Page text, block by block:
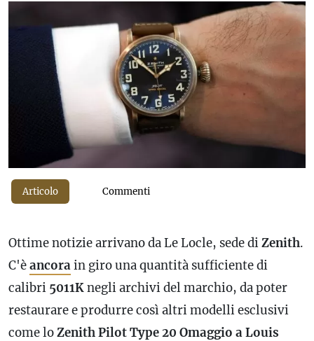
Articolo Commenti
Ottime notizie arrivano da Le Locle, sede diZenith.
C'èancorain giro una quantità sufficiente di
calibri 5011Knegli archivi del marchio, da poter
restaurare e produrre così altrimodelli esclusivi
come loZenith Pilot Type 20 Omaggio a Louis